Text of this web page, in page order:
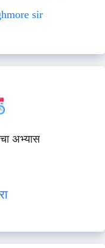
sir
अभ्यास